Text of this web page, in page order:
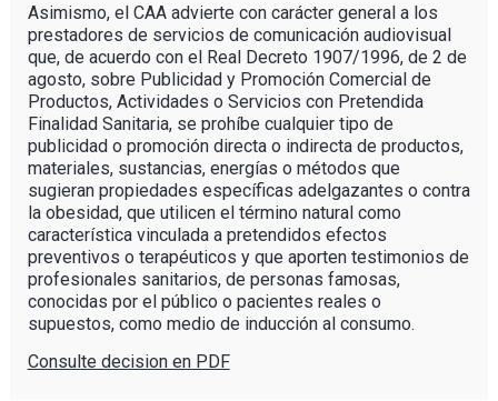
Asimismo, el CAA advierte con carácter general a los
prestadores de servicios de comunicación audiovisual
que, de acuerdo con el Real Decreto 1907/1996, de 2 de
agosto, sobre Publicidad y Promoción Comercial de
Productos, Actividades o Servicios con Pretendida
Finalidad Sanitaria, se prohíbe cualquier tipo de
publicidad o promoción directa o indirecta de productos,
materiales, sustancias, energías o métodos que
sugieran propiedades específicas adelgazantes o contra
la obesidad, que utilicen el término natural como
característica vinculada a pretendidos efectos
preventivos o terapéuticos y que aporten testimonios de
profesionales sanitarios, de personas famosas,
conocidas por el público o pacientes reales o
supuestos, como medio de inducción al consumo.
Consulte decision en PDF